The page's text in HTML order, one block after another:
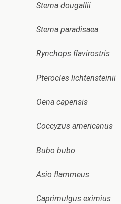
Sterna dougallii
Sterna paradisaea
Rynchops flavirostris
Pterocles lichtensteinii
Oena capensis
Coccyzus americanus
Bubo bubo
Asio flammeus
Caprimulgus eximius